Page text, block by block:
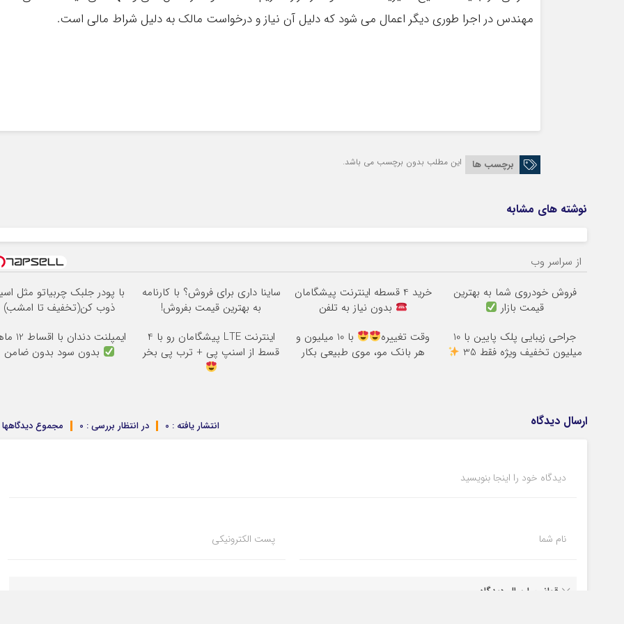
مهندس در اجرا طوری دیگر اعمال می شود که دلیل آن نیاز و درخواست مالک به دلیل شراط مالی است.
برچسب ها این مطلب بدون برچسب می باشد.
نوشته های مشابه
از سراسر وب
فروش خودروی شما به بهترین
قیمت بازار
خرید 4 قسطه اینترنت پیشگامان
بدون نیاز به تلفن
ساینا داری برای فروش؟ با کارنامه
به بهترین قیمت بفروش!
با پودر جلبک چربیاتو مثل
ذوب کن(تخفیف تا امشب)
جراحی زیبایی پلک پایین با 10
میلیون تخفیف ویژه فقط 35
وقت تغییره
با 10 میلیون و
هر بانک مو، موی طبیعی بکار
اینترنت LTE پیشگامان رو با 4
قسط از اسنپ پی + ترب پی بخر
ایمپلنت دندان با اقساط 12 ماهه
بدون سود بدون ضامن
ارسال دیدگاه مجموع دیدگاهها در انتظار بررسی : 0 انتشار یافته : 0
دیدگاه خود را اینجا بنویسید
نام شما پست الکترونیکی
قوانین ارسال دیدگاه